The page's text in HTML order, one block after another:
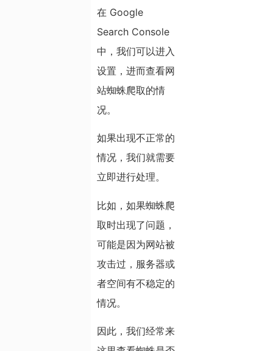
在 Google
Search Console
中，我们可以进入
设置，进而查看网
站蜘蛛爬取的情
况。
如果出现不正常的
情况，我们就需要
立即进行处理。
比如，如果蜘蛛爬
取时出现了问题，
可能是因为网站被
攻击过，服务器或
者空间有不稳定的
情况。
因此，我们经常来